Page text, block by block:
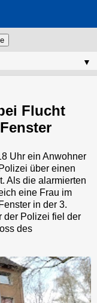
▼
Flucht
Uhr ein Anwohner
über einen
Als die alarmierten
eine Frau im
in der 3.
der Polizei fiel der
des